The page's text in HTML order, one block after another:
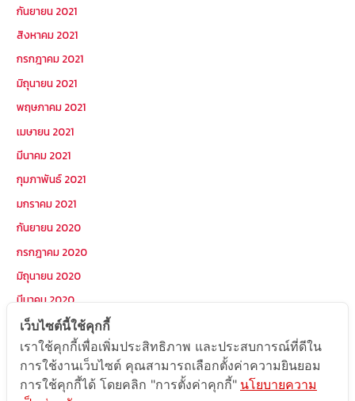
กันยายน 2021
สิงหาคม 2021
กรกฎาคม 2021
มิถุนายน 2021
พฤษภาคม 2021
เมษายน 2021
มีนาคม 2021
กุมภาพันธ์ 2021
มกราคม 2021
กันยายน 2020
กรกฎาคม 2020
มิถุนายน 2020
มีนาคม 2020
มกราคม 2020
หมวดหมู่
เว็บไซต์นี้ใช้คุกกี้
เราใช้คุกกี้เพื่อเพิ่มประสิทธิภาพ และประสบการณ์ที่ดีใน
การใช้งานเว็บไซต์ คุณสามารถเลือกตั้งค่าความยินยอม
การใช้คุกกี้ได้ โดยคลิก "การตั้งค่าคุกกี้" นโยบายความ